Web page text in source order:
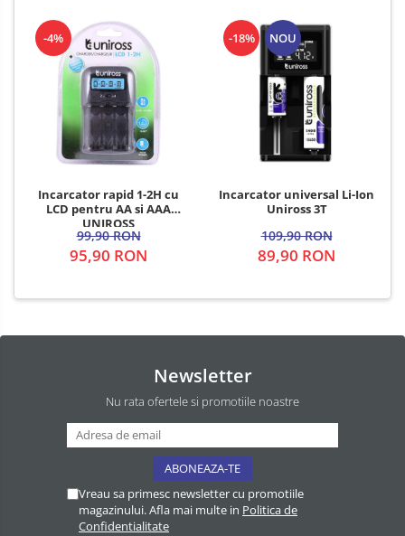
-4%
Incarcator rapid 1-2H cu
LCD pentru AA si AAA
UNIROSS
99,90 RON
95,90 RON
-18% NOU
Incarcator universal Li-Ion
Uniross 3T
109,90 RON
89,90 RON
Newsletter
Nu rata ofertele si promotiile noastre
Vreau sa primesc newsletter cu promotiile
magazinului. Afla mai multe in Politica de
Confidentialitate